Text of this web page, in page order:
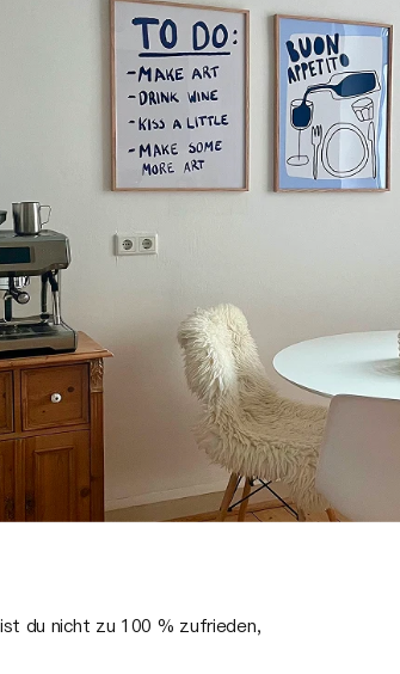
du nicht zu 100 % zufrieden,